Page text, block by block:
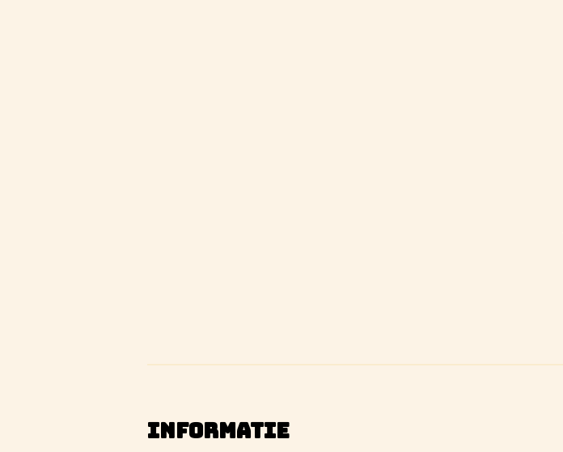
INFORMATIE